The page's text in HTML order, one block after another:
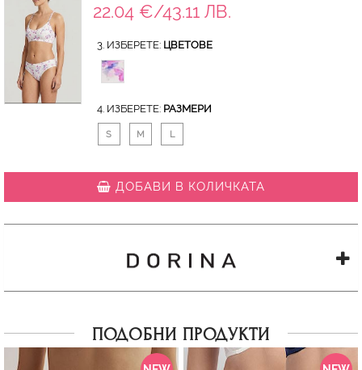
22.04 €/43.11 ЛВ.
3. ИЗБЕРЕТЕ: ЦВЕТОВЕ
4. ИЗБЕРЕТЕ: РАЗМЕРИ
S M L
ДОБАВИ В КОЛИЧКАТА
ПОДОБНИ ПРОДУКТИ